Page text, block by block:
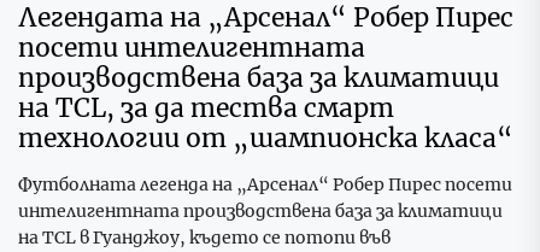
Легендата на „Арсенал“ Робер Пирес
посети интелигентната
производствена база за климатици
на TCL, за да тества смарт
технологии от „шампионска класа“
Футболната легенда на „Арсенал“ Робер Пирес посети
интелигентната производствена база за климатици
на TCL в Гуанджоу, където се потопи във